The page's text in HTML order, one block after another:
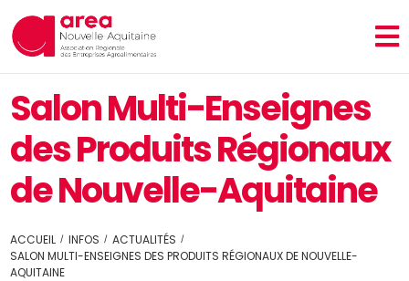
Salon Multi-Enseignes
des Produits Régionaux
de Nouvelle-Aquitaine
ACCUEIL INFOS
ACTUALITÉS
SALON MULTI-ENSEIGNES DES PRODUITS RÉGIONAUX DE NOUVELLE-
AQUITAINE